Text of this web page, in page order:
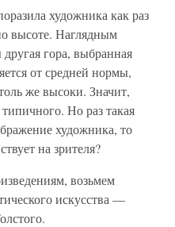
художника как раз
высоте. Наглядным
гора, выбранная
от средней нормы,
же высоки. Значит,
Но раз такая
художника, то
на зрителя?
возьмем
искусства —